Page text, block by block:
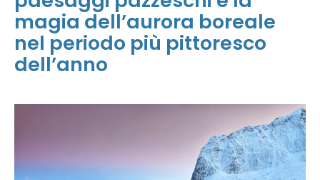
magia dell’aurora boreale
nel periodo più pittoresco
dell’anno